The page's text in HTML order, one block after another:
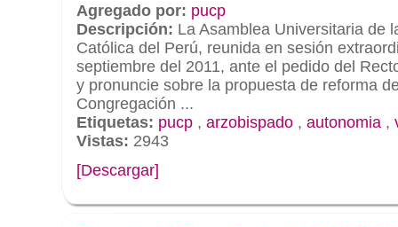
Agregado por: pucp
Descripción: La Asamblea Universitaria de
Católica del Perú, reunida en sesión
septiembre del 2011, ante el pedido del
y pronuncie sobre la propuesta de reforma
Congregación ...
Etiquetas: pucp , arzobispado , autonomia ,
Vistas: 2943
[Descargar]